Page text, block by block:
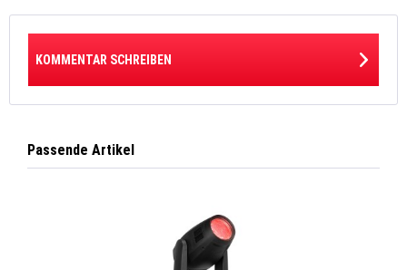
KOMMENTAR SCHREIBEN
Passende Artikel